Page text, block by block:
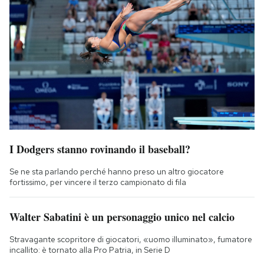
I Dodgers stanno rovinando il baseball?
Se ne sta parlando perché hanno preso un altro giocatore
fortissimo, per vincere il terzo campionato di fila
Walter Sabatini è un personaggio unico nel calcio
Stravagante scopritore di giocatori, «uomo illuminato», fumatore
incallito: è tornato alla Pro Patria, in Serie D